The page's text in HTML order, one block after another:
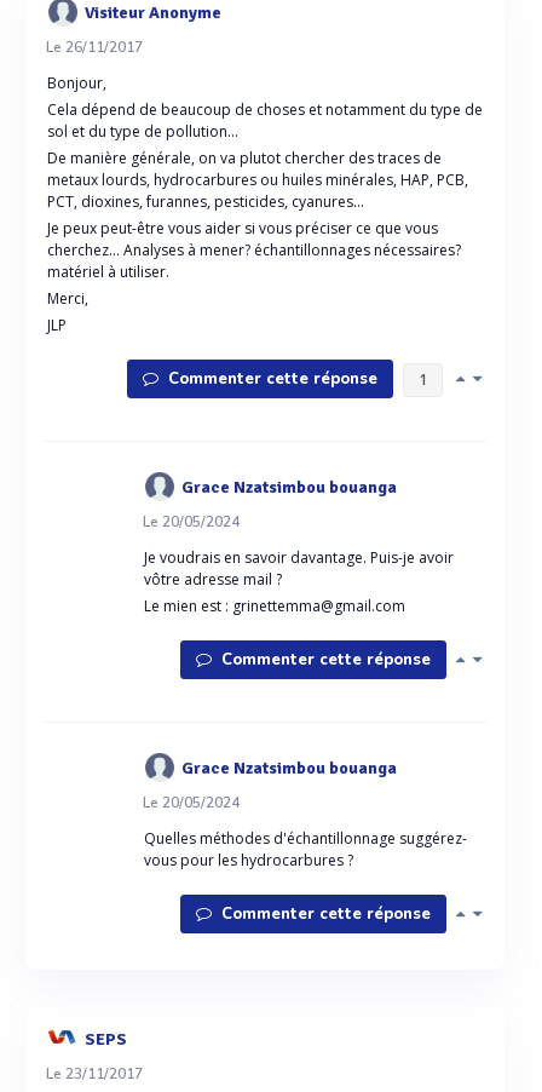
Visiteur Anonyme
Le 26/11/2017
Bonjour,
Cela dépend de beaucoup de choses et notamment du type de
sol et du type de pollution...
De manière générale, on va plutot chercher des traces de
metaux lourds, hydrocarbures ou huiles minérales, HAP, PCB,
PCT, dioxines, furannes, pesticides, cyanures...
Je peux peut-être vous aider si vous préciser ce que vous
cherchez... Analyses à mener? échantillonnages nécessaires?
matériel à utiliser.
Merci,
JLP
Commenter cette réponse 1
Grace Nzatsimbou bouanga
Le 20/05/2024
Je voudrais en savoir davantage. Puis-je avoir
vôtre adresse mail ?
Le mien est : grinettemma@gmail.com
Commenter cette réponse
Grace Nzatsimbou bouanga
Le 20/05/2024
Quelles méthodes d'échantillonnage suggérez-
vous pour les hydrocarbures ?
Commenter cette réponse
SEPS
Le 23/11/2017